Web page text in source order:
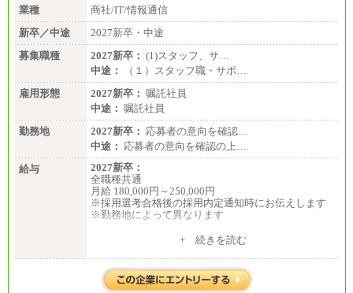
業種
商社/IT/情報通信
新卒／中途
2027新卒・中途
募集職種
2027新卒： (1)スタッフ、サ…
中途：
（１）スタッフ職・サポ…
雇用形態
2027新卒： 嘱託社員
中途： 嘱託社員
勤務地
2027新卒： 応募者の意向を確認…
中途： 応募者の意向を確認の上…
給与
2027新卒：
全職種共通
月給 180,000円～250,000円
※採用選考合格後の採用内定通知時にお伝えします
※勤務地によって異なります
月給 200,000円～250,000円
入社時の処遇は経験・能力を考慮の上、当社規程に
より決定します。
+ 続きを読む